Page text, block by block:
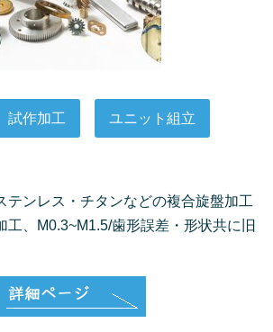
試作加工 ユニット組立
テンレス・チタンなどの複合旋盤加工
工、M0.3~M1.5/歯形誤差・形状共に旧